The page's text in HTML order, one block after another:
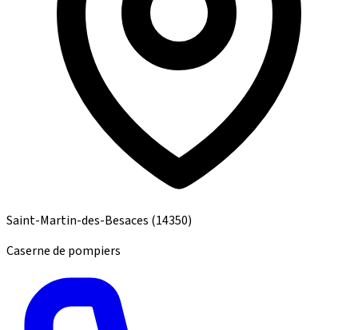
Saint-Martin-des-Besaces (14350)
Caserne de pompiers